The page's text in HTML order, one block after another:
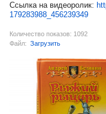
Ссылка на видеоролик:
179283988_456239349
Количество показов: 1092
Файл: Загрузить